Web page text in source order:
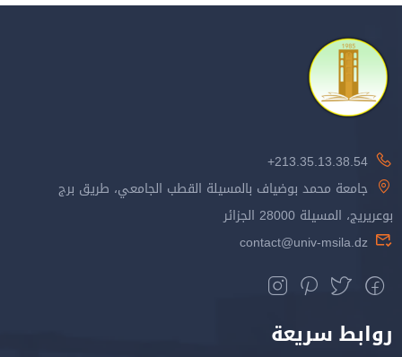
213.35.13.38.54+
جامعة محمد بوضياف بالمسيلة القطب الجامعي، طريق برج
بوعريريج، المسيلة 28000 الجزائر
contact@univ-msila.dz
روابط سريعة